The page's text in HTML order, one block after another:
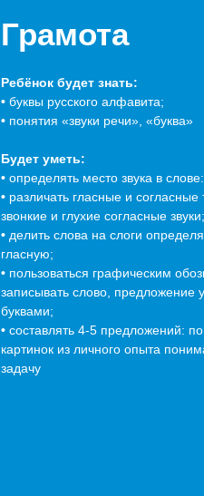
Грамота
Ребёнок будет знать:
• буквы русского алфавита;
• понятия «звуки речи», «буква»
Будет уметь:
• определять место звука в
• различать гласные и
звонкие и глухие согласные звуки;
• делить слова на слоги
гласную;
• пользоваться графическим
записывать слово, предложение
буквами;
• составлять 4-5 предложений:
картинок из личного опыта
задачу